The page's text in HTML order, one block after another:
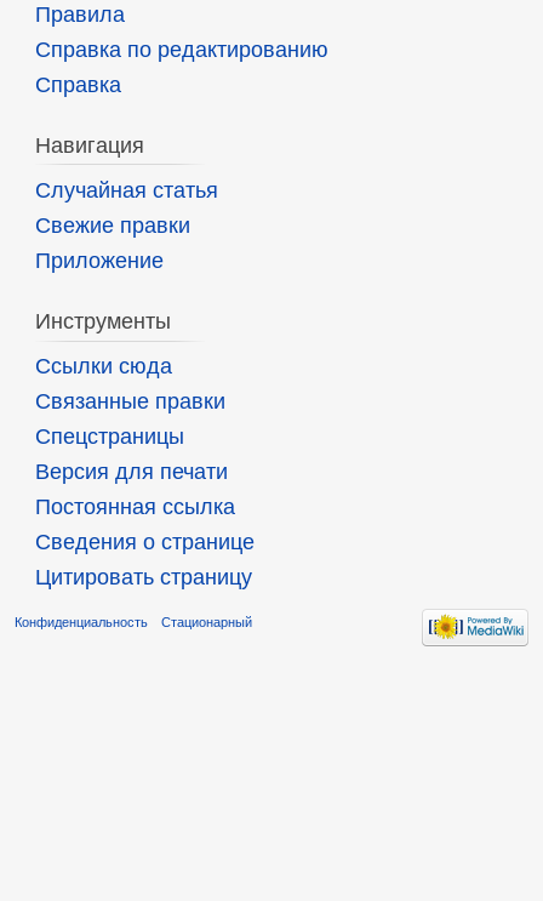
Правила
Справка по редактированию
Справка
Навигация
Случайная статья
Свежие правки
Приложение
Инструменты
Ссылки сюда
Связанные правки
Спецстраницы
Версия для печати
Постоянная ссылка
Сведения о странице
Цитировать страницу
Конфиденциальность Стационарный